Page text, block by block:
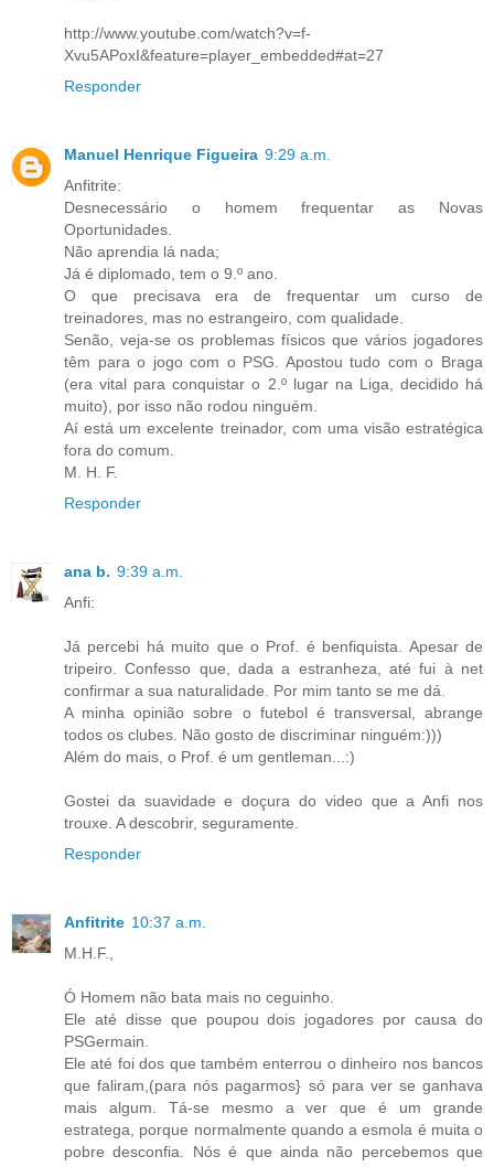
http://www.youtube.com/watch?v=f-
Xvu5APoxI&feature=player_embedded#at=27
Responder
Manuel Henrique Figueira 9:29 a.m.
Anfitrite:
Desnecessário o homem frequentar as Novas
Oportunidades.
Não aprendia lá nada;
Já é diplomado, tem o 9.º ano.
O que precisava era de frequentar um curso de
treinadores, mas no estrangeiro, com qualidade.
Senão, veja-se os problemas físicos que vários jogadores
têm para o jogo com o PSG. Apostou tudo com o Braga
(era vital para conquistar o 2.º lugar na Liga, decidido há
muito), por isso não rodou ninguém.
Aí está um excelente treinador, com uma visão estratégica
fora do comum.
M. H. F.
Responder
ana b. 9:39 a.m.
Anfi:
Já percebi há muito que o Prof. é benfiquista. Apesar de
tripeiro. Confesso que, dada a estranheza, até fui à net
confirmar a sua naturalidade. Por mim tanto se me dá.
A minha opinião sobre o futebol é transversal, abrange
todos os clubes. Não gosto de discriminar ninguém:)))
Além do mais, o Prof. é um gentleman...:)
Gostei da suavidade e doçura do video que a Anfi nos
trouxe. A descobrir, seguramente.
Responder
Anfitrite 10:37 a.m.
M.H.F.,
Ó Homem não bata mais no ceguinho.
Ele até disse que poupou dois jogadores por causa do
PSGermain.
Ele até foi dos que também enterrou o dinheiro nos bancos
que faliram,(para nós pagarmos} só para ver se ganhava
mais algum. Tá-se mesmo a ver que é um grande
estratega, porque normalmente quando a esmola é muita o
pobre desconfia. Nós é que ainda não percebemos que